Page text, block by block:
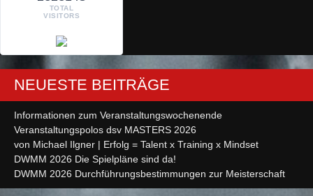
TOTAL
VISITORS
NEUESTE BEITRÄGE
Informationen zum Veranstaltungswochenende
Veranstaltungspolos dsv MASTERS 2026
von Michael Ilgner | Erfolg = Talent x Training x Mindset
DWMM 2026 Die Spielpläne sind da!
DWMM 2026 Durchführungsbestimmungen zur Meisterschaft